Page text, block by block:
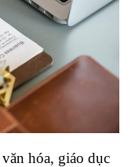
hóa, giáo dục